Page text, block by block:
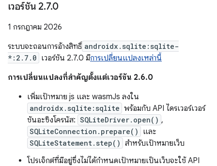
เวอร์ชัน 2.7.0
1 กรกฎาคม 2026
ระบบจะถอนการอ้างสิทธิ์ androidx.sqlite:sqlite-
*:2.7.0 เวอร์ชัน 2.7.0 มีการเปลี่ยนแปลงเหล่านี้
การเปลี่ยนแปลงที่สำคัญตั้งแต่เวอร์ชัน 2.6.0
เพิ่มเป้าหมาย js และ wasmJs ลงใน
androidx.sqlite:sqlite พร้อมกับ API ไดรเวอร์เวอร์
ชันอะซิงโครนัส: SQLiteDriver.open() ,
SQLiteConnection.prepare() และ
SQLiteStatement.step() สำหรับเป้าหมายเว็บ
โปรเจ็กต์ที่มีอยู่ซึ่งไม่ได้กำหนดเป้าหมายเป็นเว็บจะใช้ API